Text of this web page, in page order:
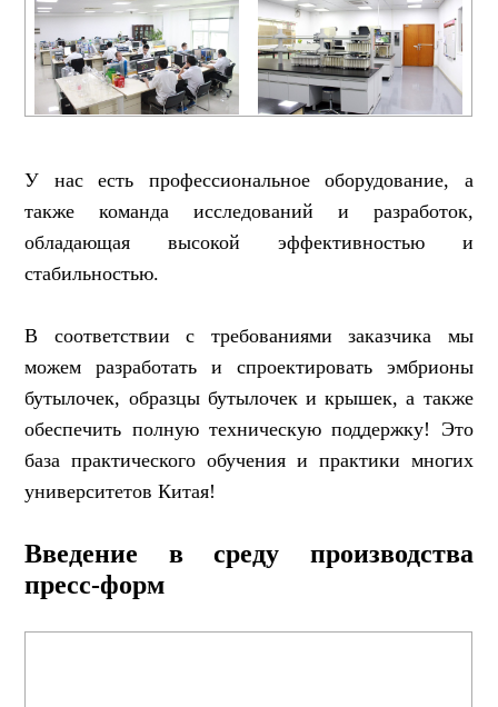
У нас есть профессиональное оборудование, а
также команда исследований и разработок,
обладающая высокой эффективностью и
стабильностью.
В соответствии с требованиями заказчика мы
можем разработать и спроектировать эмбрионы
бутылочек, образцы бутылочек и крышек, а также
обеспечить полную техническую поддержку! Это
база практического обучения и практики многих
университетов Китая!
Введение в среду производства
пресс-форм